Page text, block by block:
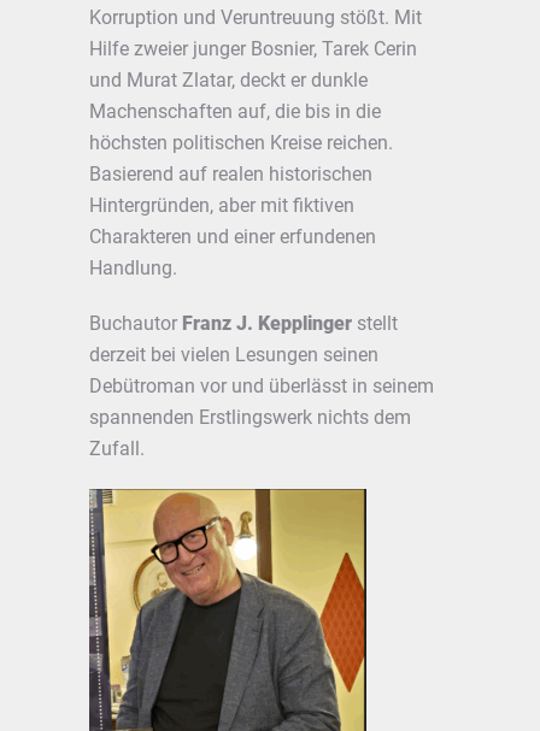
Korruption und Veruntreuung stößt. Mit
Hilfe zweier junger Bosnier, Tarek Cerin
und Murat Zlatar, deckt er dunkle
Machenschaften auf, die bis in die
höchsten politischen Kreise reichen.
Basierend auf realen historischen
Hintergründen, aber mit fiktiven
Charakteren und einer erfundenen
Handlung.
Buchautor Franz J. Kepplinger stellt
derzeit bei vielen Lesungen seinen
Debütroman vor und überlässt in seinem
spannenden Erstlingswerk nichts dem
Zufall.